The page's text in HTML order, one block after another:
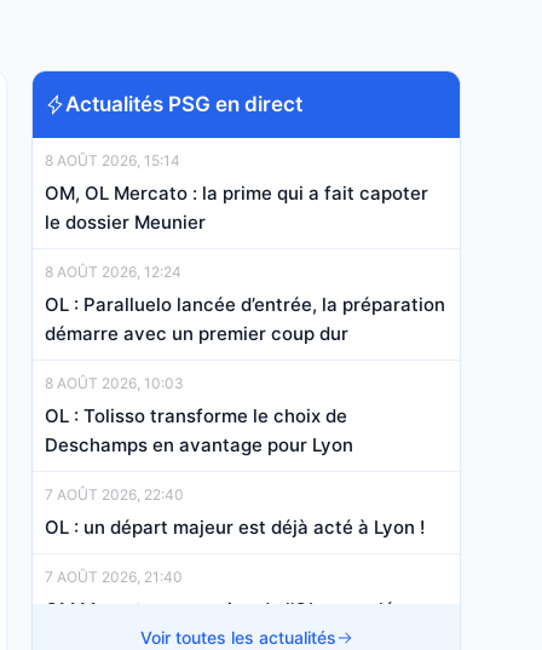
Actualités PSG en direct
8 AOÛT 2026, 15:14
OM, OL Mercato : la prime qui a fait capoter
le dossier Meunier
8 AOÛT 2026, 12:24
OL : Paralluelo lancée d’entrée, la préparation
démarre avec un premier coup dur
8 AOÛT 2026, 10:03
OL : Tolisso transforme le choix de
Deschamps en avantage pour Lyon
7 AOÛT 2026, 22:40
OL : un départ majeur est déjà acté à Lyon !
7 AOÛT 2026, 21:40
OM Mercato : un ancien de l’OL a recalé
Voir toutes les actualités